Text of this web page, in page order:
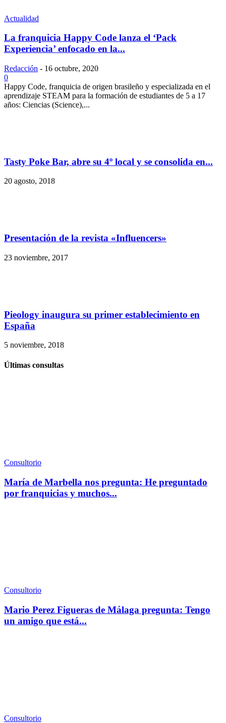
Actualidad
La franquicia Happy Code lanza el ‘Pack
Experiencia’ enfocado en la...
Redacción - 16 octubre, 2020
0
Happy Code, franquicia de origen brasileño y especializada en el
aprendizaje STEAM para la formación de estudiantes de 5 a 17
años: Ciencias (Science),...
Tasty Poke Bar, abre su 4º local y se consolida en...
20 agosto, 2018
Presentación de la revista «Influencers»
23 noviembre, 2017
Pieology inaugura su primer establecimiento en
España
5 noviembre, 2018
Últimas consultas
Consultorio
María de Marbella nos pregunta: He preguntado
por franquicias y muchos...
Consultorio
Mario Perez Figueras de Málaga pregunta: Tengo
un amigo que está...
Consultorio